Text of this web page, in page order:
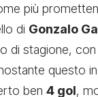
più
di Gonzalo
di stagione,
questo in
ben 4 gol,